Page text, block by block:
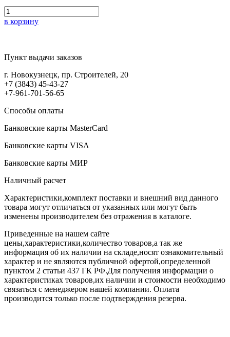
в корзину
Пункт выдачи заказов
г. Новокузнецк, пр. Строителей, 20
+7 (3843) 45-43-27
+7-961-701-56-65
Способы оплаты
Банковские карты MasterCard
Банковские карты VISA
Банковские карты МИР
Наличный расчет
Характеристики,комплект поставки и внешний вид данного
товара могут отличаться от указанных или могут быть
изменены производителем без отражения в каталоге.
Приведенные на нашем сайте
цены,характеристики,количество товаров,а так же
информация об их наличии на складе,носят ознакомительный
характер и не являются публичной офертой,определенной
пунктом 2 статьи 437 ГК РФ.Для получения информации о
характеристиках товаров,их наличии и стоимости необходимо
связаться с менеджером нашей компании. Оплата
производится только после подтверждения резерва.